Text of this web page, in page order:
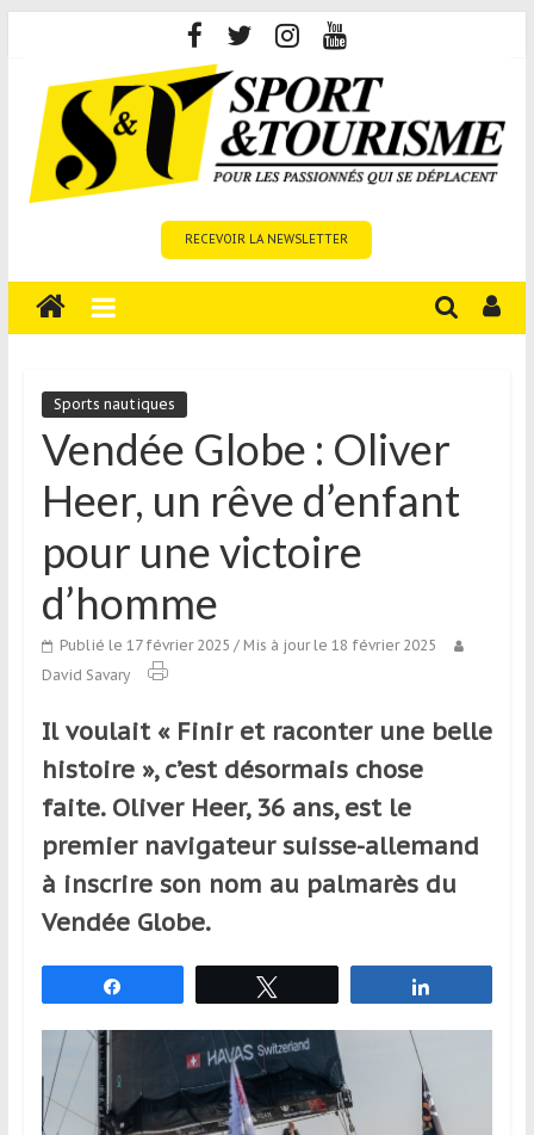
content
Tourisme
est
média
sur
tourisme
sportif
qui
s’adresse
aux
voyageurs
ponctuels
réguliers,
passionnés
ou
simples
spectateurs
de
sport,
déplacent
en
France
RECEVOIR LA NEWSLETTER
Sports nautiques
Vendée Globe : Oliver
Heer, un rêve d’enfant
pour une victoire
d’homme
Publié le 17 février 2025 / Mis à jour le 18 février 2025
David Savary
Il voulait « Finir et raconter une belle
histoire », c’est désormais chose
faite. Oliver Heer, 36 ans, est le
premier navigateur suisse-allemand
à inscrire son nom au palmarès du
Vendée Globe.